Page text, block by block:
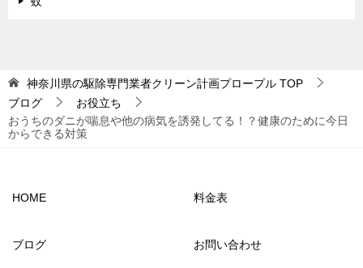
神奈川県の駆除専門業者クリーン計画プロープル TOP
ブログ
お役立ち
おうちのダニが喘息や他の病気を誘発してる！？健康のために今日
からできる対策
HOME 料金表
ブログ お問い合わせ